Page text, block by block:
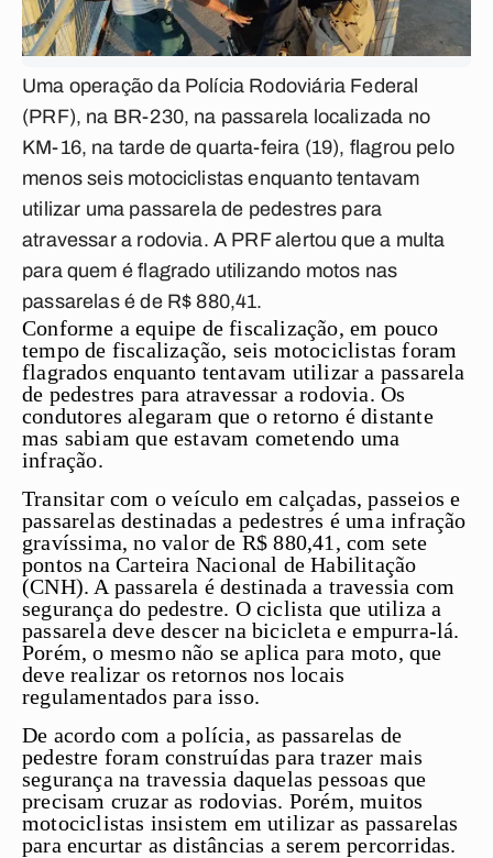
Uma operação da Polícia Rodoviária Federal
(PRF), na BR-230, na passarela localizada no
KM-16, na tarde de quarta-feira (19), flagrou pelo
menos seis motociclistas enquanto tentavam
utilizar uma passarela de pedestres para
atravessar a rodovia. A PRF alertou que a multa
para quem é flagrado utilizando motos nas
passarelas é de R$ 880,41.
Conforme a equipe de fiscalização, em pouco
tempo de fiscalização, seis motociclistas foram
flagrados enquanto tentavam utilizar a passarela
de pedestres para atravessar a rodovia. Os
condutores alegaram que o retorno é distante
mas sabiam que estavam cometendo uma
infração.
Transitar com o veículo em calçadas, passeios e
passarelas destinadas a pedestres é uma infração
gravíssima, no valor de R$ 880,41, com sete
pontos na Carteira Nacional de Habilitação
(CNH). A passarela é destinada a travessia com
segurança do pedestre. O ciclista que utiliza a
passarela deve descer na bicicleta e empurra-lá.
Porém, o mesmo não se aplica para moto, que
deve realizar os retornos nos locais
regulamentados para isso.
De acordo com a polícia, as passarelas de
pedestre foram construídas para trazer mais
segurança na travessia daquelas pessoas que
precisam cruzar as rodovias. Porém, muitos
motociclistas insistem em utilizar as passarelas
para encurtar as distâncias a serem percorridas.